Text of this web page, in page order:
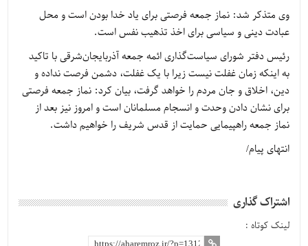
وی متذکر شد: نماز جمعه فرصتی برای یاد خدا بودن است و محل
عبادت دینی و سیاسی برای اخذ تذهیب نفس است.
رئیس دفتر شورای سیاست‌گذاری ائمه جمعه آذربایجان‌شرقی با تاکید
به اینکه زمان غفلت نیست زیرا با یک غفلت، دشمن فرصت نداده و
دین، اخلاق و جان مردم را خواهد گرفت، بیان کرد: نماز جمعه فرصتی
برای نشان دادن وحدت و انسجام مسلمانان است و امروز نیز بعد از
نماز جمعه راهپیمایی حمایت از قدس شریف را خواهیم داشت.
انتهای پیام/
اشتراک گذاری
لینک کوتاه :